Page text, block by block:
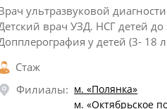
ультразвуковой
врач УЗД. НСГ детей до
у детей (3- 18
железы,
железы, молочных желез;
лимфатических узлов, слюнных
Стаж
Филиалы: м. «Полянка»
м. «Октябрьское